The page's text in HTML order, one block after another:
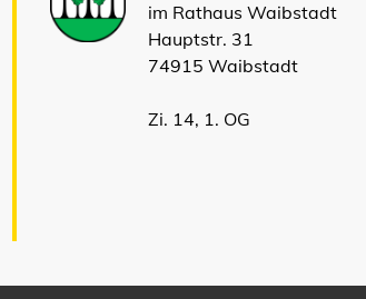
im Rathaus Waibstadt
Hauptstr. 31
74915 Waibstadt
Zi. 14, 1. OG